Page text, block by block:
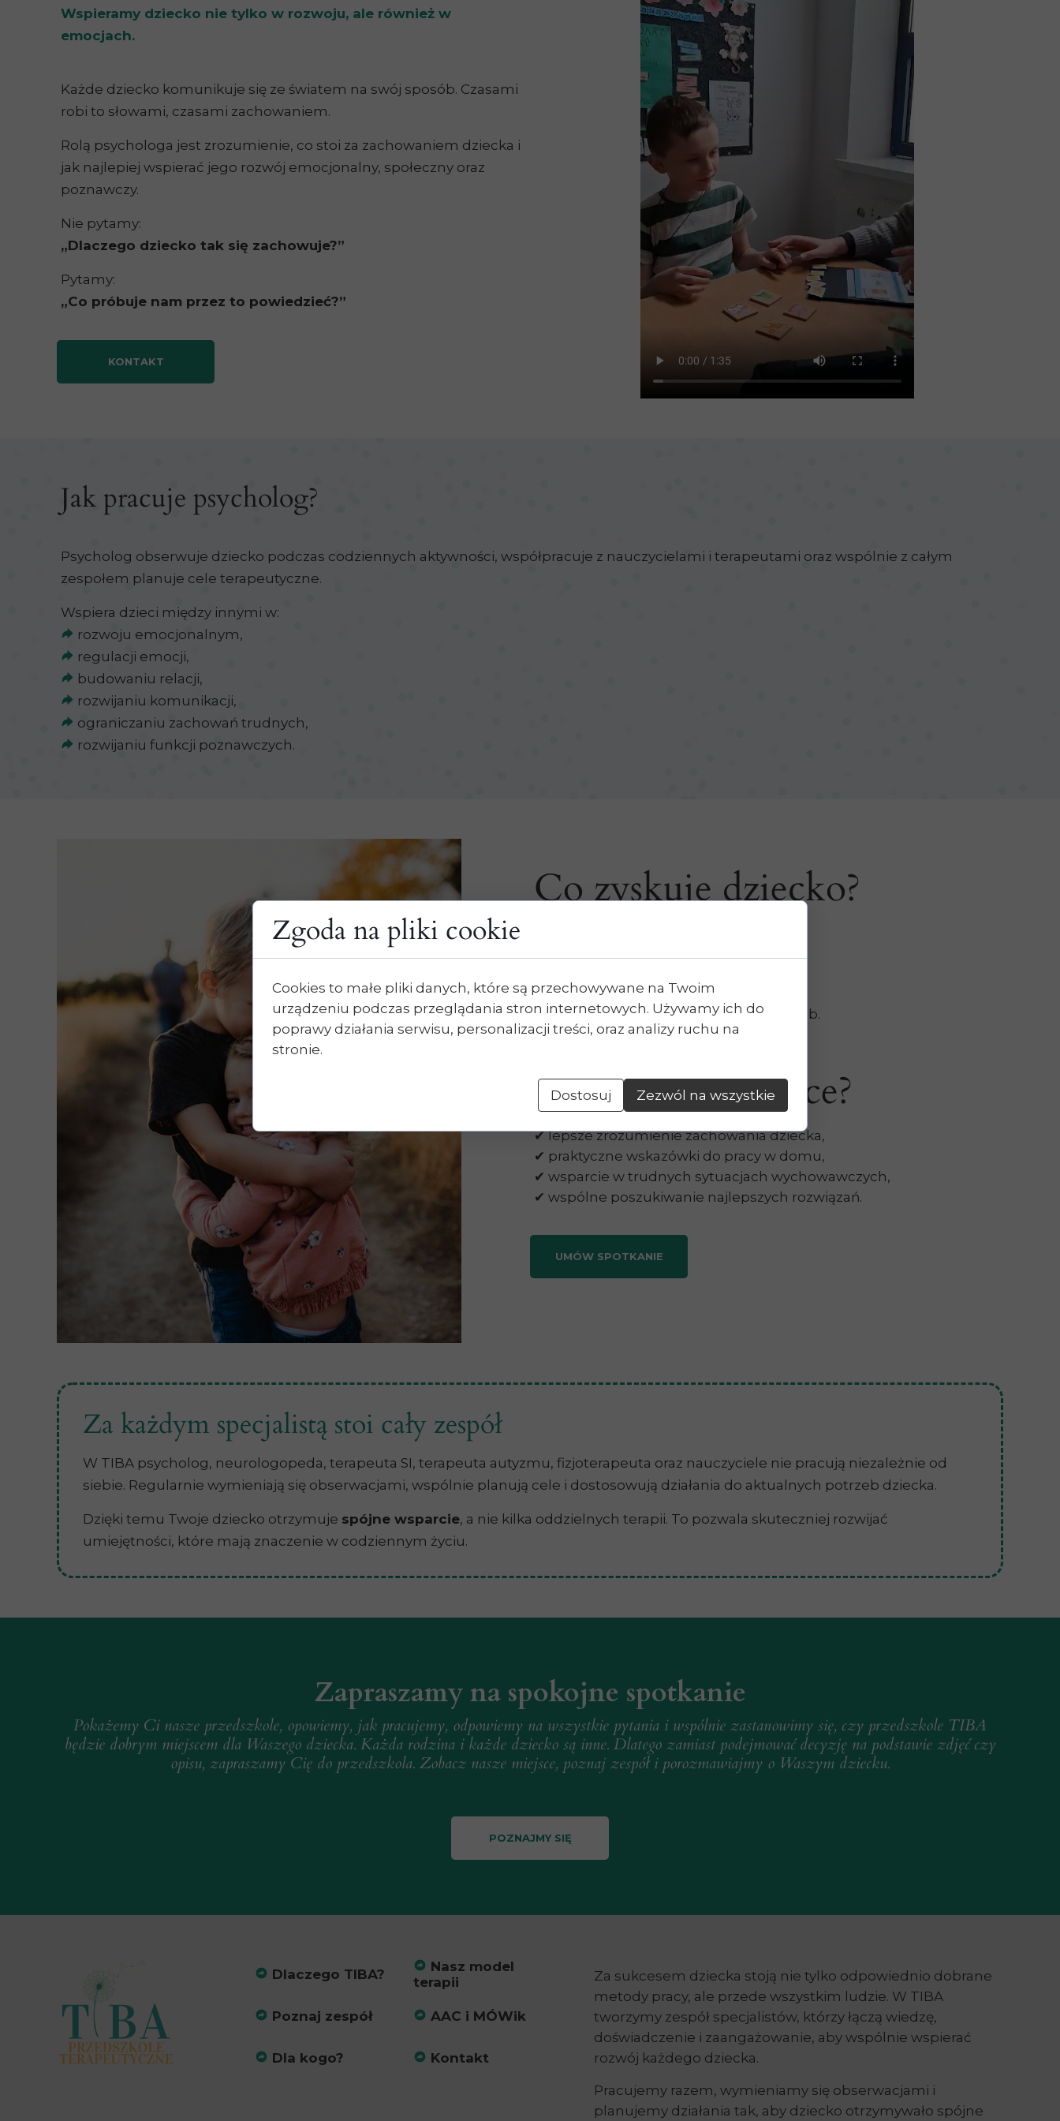
UMÓW SPOTKANIE
✔ łatwiejsze budowanie relacji,
✔ wsparcie dostosowane do jego potrzeb.
Co zyskują rodzice?
✔ lepsze zrozumienie zachowania dziecka,
✔ praktyczne wskazówki do pracy w domu,
✔ wsparcie w trudnych sytuacjach wychowawczych,
✔ wspólne poszukiwanie najlepszych rozwiązań.
Za każdym specjalistą stoi cały zespół
W TIBA psycholog, neurologopeda, terapeuta SI, terapeuta autyzmu, fizjoterapeuta oraz nauczyciele nie pracują niezależnie od
siebie. Regularnie wymieniają się obserwacjami, wspólnie planują cele i dostosowują działania do aktualnych potrzeb dziecka.
Dzięki temu Twoje dziecko otrzymuje spójne wsparcie, a nie kilka oddzielnych terapii. To pozwala skuteczniej rozwijać
umiejętności, które mają znaczenie w codziennym życiu.
Co zyskuje dziecko?
Zapraszamy na spokojne spotkanie
POZNAJMY SIĘ
Pokażemy Ci nasze przedszkole, opowiemy, jak pracujemy, odpowiemy na wszystkie pytania i wspólnie zastanowimy się, czy przedszkole TIBA
będzie dobrym miejscem dla Waszego dziecka. Każda rodzina i każde dziecko są inne. Dlatego zamiast podejmować decyzję na podstawie zdjęć czy
opisu, zapraszamy Cię do przedszkola. Zobacz nasze miejsce, poznaj zespół i porozmawiajmy o Waszym dziecku.
Psycholog obserwuje dziecko podczas codziennych aktywności, współpracuje z nauczycielami i terapeutami oraz wspólnie z całym
zespołem planuje cele terapeutyczne.
Wspiera dzieci między innymi w:
rozwoju emocjonalnym,
regulacji emocji,
​​​​​​​ budowaniu relacji,
​​​​​​​ rozwijaniu komunikacji,
​​​​​​​ ograniczaniu zachowań trudnych,
​​​​​​​ rozwijaniu funkcji poznawczych.
Jak pracuje psycholog?
Za sukcesem dziecka stoją nie tylko odpowiednio dobrane
metody pracy, ale przede wszystkim ludzie. W TIBA
tworzymy zespół specjalistów, którzy łączą wiedzę,
doświadczenie i zaangażowanie, aby wspólnie wspierać
rozwój każdego dziecka.
Pracujemy razem, wymieniamy się obserwacjami i
planujemy działania tak, aby dziecko otrzymywało spójne
Kontakt
AAC i MÓWik
Nasz model
terapii
Dla kogo?
Poznaj zespół
Dlaczego TIBA?
KONTAKT
Każde dziecko komunikuje się ze światem na swój sposób. Czasami
robi to słowami, czasami zachowaniem.
Rolą psychologa jest zrozumienie, co stoi za zachowaniem dziecka i
jak najlepiej wspierać jego rozwój emocjonalny, społeczny oraz
poznawczy.
Nie pytamy:
„Dlaczego dziecko tak się zachowuje?”
Pytamy:
„Co próbuje nam przez to powiedzieć?”
Wspieramy dziecko nie tylko w rozwoju, ale również w
emocjach.
Zgoda na pliki cookie
Cookies to małe pliki danych, które są przechowywane na Twoim
urządzeniu podczas przeglądania stron internetowych. Używamy ich do
poprawy działania serwisu, personalizacji treści, oraz analizy ruchu na
stronie.
Dostosuj Zezwól na wszystkie